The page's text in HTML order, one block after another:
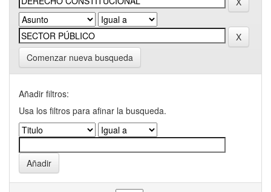
Comenzar nueva busqueda
Añadir filtros:
Usa los filtros para afinar la busqueda.